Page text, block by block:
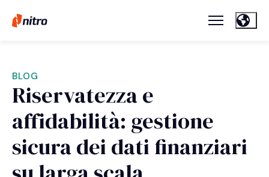
BLOG
Riservatezza e
affidabilità: gestione
sicura dei dati finanziari